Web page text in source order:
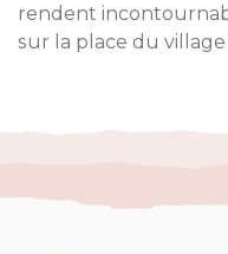
rendent
sur la place du